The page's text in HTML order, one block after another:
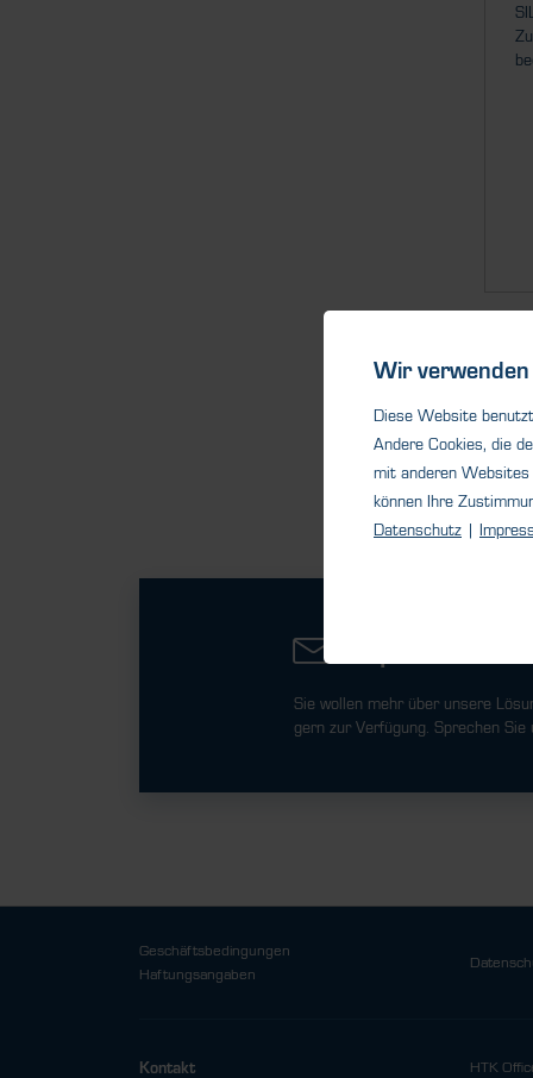
Sie wollen mehr über unsere
gern zur Verfügung. Sprechen
Geschäftsbedingungen
Haftungsangaben
Kontakt
HTK
Wir verwenden
Diese Website
Andere Cookies, die
mit anderen Websites
können Ihre
Datenschutz |